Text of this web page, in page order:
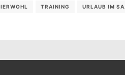
TRAINING URLAUB IM